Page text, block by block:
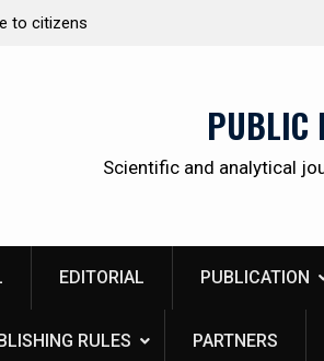
to citizens
PUBLIC
Scientific and analytical
EDITORIAL PUBLICATION
RULES PARTNERS